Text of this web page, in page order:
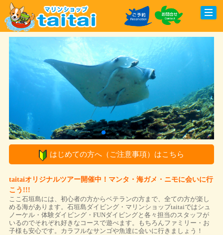
はじめての方へ（ご注意事項）はこちら
taitaiオリジナルツアー開催中！マンタ・海ガメ・ニモに会いに行
こう!!!
ここ石垣島には、初心者の方からベテランの方まで、全ての方が楽し
める海があります。石垣島ダイビング・マリンショップtaitaiではシュ
ノーケル・体験ダイビング・FUNダイビングと各々担当のスタッフが
いるのでそれぞれ好きなコースで遊べます。もちろんファミリー・お
子様も安心です。カラフルなサンゴや魚達に会いに行きましょう！